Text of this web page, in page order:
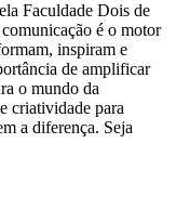
Faculdade Dois de
é o motor
inspiram e
de amplificar
o mundo da
criatividade para
a diferença. Seja